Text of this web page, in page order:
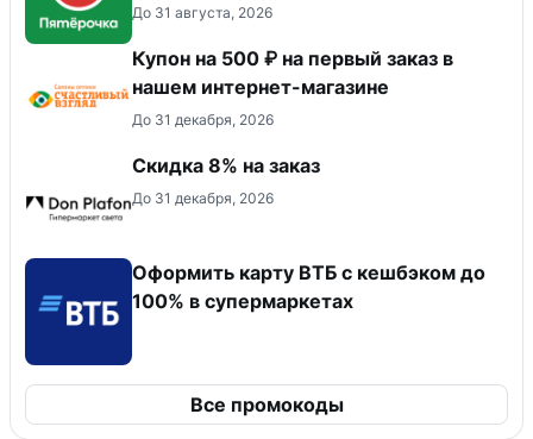
До 31 августа, 2026
Купон на 500 ₽ на первый заказ в
нашем интернет-магазине
До 31 декабря, 2026
Скидка 8% на заказ
До 31 декабря, 2026
Оформить карту ВТБ с кешбэком до
100% в супермаркетах
Все промокоды